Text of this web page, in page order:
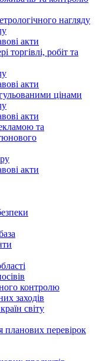
нагляду
акти
торгівлі, робіт та
акти
цінами
акти
та
акти
контролю
заходів
світу
планових перевірок